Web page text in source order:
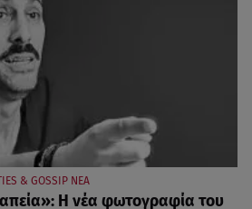
& GOSSIP ΝΕΑ
Η νέα φωτογραφία του